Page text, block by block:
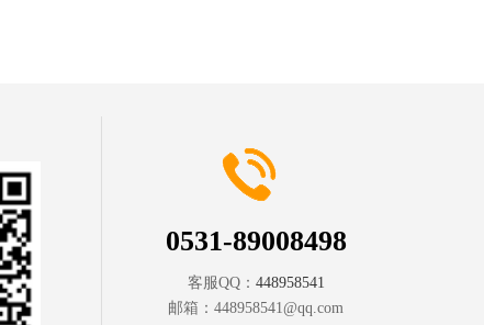
0531-89008498
客服QQ： 448958541
邮箱： 448958541@qq.com